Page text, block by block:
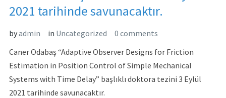
2021 tarihinde savunacaktır.
byadmin in Uncategorized
0 comments
Caner Odabaş “Adaptive Observer Designs for Friction
Estimation in Position Control of Simple Mechanical
Systems with Time Delay” başlıklı doktora tezini 3 Eylül
2021 tarihinde savunacaktır.